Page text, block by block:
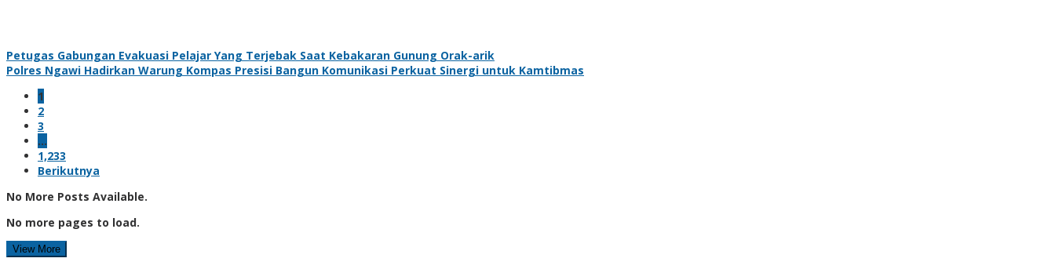
Petugas Gabungan Evakuasi Pelajar Yang Terjebak Saat Kebakaran Gunung Orak-arik
Polres Ngawi Hadirkan Warung Kompas Presisi Bangun Komunikasi Perkuat Sinergi untuk Kamtibmas
1
2
3
…
1,233
Berikutnya
No More Posts Available.
No more pages to load.
View More